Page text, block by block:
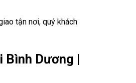
tận nơi, quý khách
Bình Dương |